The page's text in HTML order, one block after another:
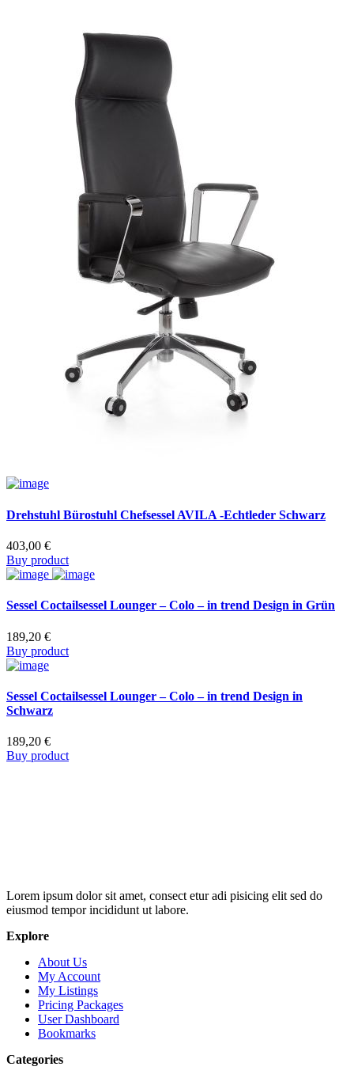
Drehstuhl Bürostuhl Chefsessel AVILA -Echtleder Schwarz
403,00 €
Buy product
Sessel Coctailsessel Lounger – Colo – in trend Design in Grün
189,20 €
Buy product
Sessel Coctailsessel Lounger – Colo – in trend Design in
Schwarz
189,20 €
Buy product
Lorem ipsum dolor sit amet, consect etur adi pisicing elit sed do
eiusmod tempor incididunt ut labore.
Explore
About Us
My Account
My Listings
Pricing Packages
User Dashboard
Bookmarks
Categories